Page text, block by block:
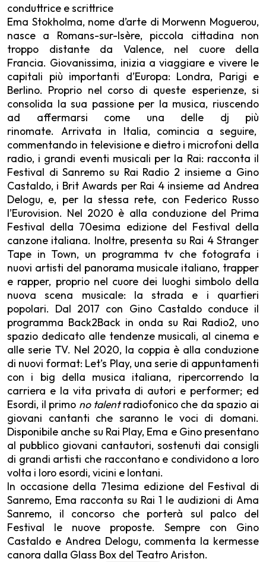
conduttrice e scrittrice
Ema Stokholma, nome d’arte di Morwenn Moguerou,
nasce a Romans-sur-Isère, piccola cittadina non
troppo distante da Valence, nel cuore della
Francia. Giovanissima, inizia a viaggiare e vivere le
capitali più importanti d’Europa: Londra, Parigi e
Berlino. Proprio nel corso di queste esperienze, si
consolida la sua passione per la musica, riuscendo
ad affermarsi come una delle dj più
rinomate. Arrivata in Italia, comincia a seguire,
commentando in televisione e dietro i microfoni della
radio, i grandi eventi musicali per la Rai: racconta il
Festival di Sanremo su Rai Radio 2 insieme a Gino
Castaldo, i Brit Awards per Rai 4 insieme ad Andrea
Delogu, e, per la stessa rete, con Federico Russo
l’Eurovision. Nel 2020 è alla conduzione del Prima
Festival della 70esima edizione del Festival della
canzone italiana. Inoltre, presenta su Rai 4 Stranger
Tape in Town, un programma tv che fotografa i
nuovi artisti del panorama musicale italiano, trapper
e rapper, proprio nel cuore dei luoghi simbolo della
nuova scena musicale: la strada e i quartieri
popolari. Dal 2017 con Gino Castaldo conduce il
programma Back2Back in onda su Rai Radio2, uno
spazio dedicato alle tendenze musicali, al cinema e
alle serie TV. Nel 2020, la coppia è alla conduzione
di nuovi format: Let’s Play, una serie di appuntamenti
con i big della musica italiana, ripercorrendo la
carriera e la vita privata di autori e performer; ed
Esordi, il primo no talentradiofonico che da spazio ai
giovani cantanti che saranno le voci di domani.
Disponibile anche su Rai Play, Ema e Gino presentano
al pubblico giovani cantautori, sostenuti dai consigli
di grandi artisti che raccontano e condividono a loro
volta i loro esordi, vicini e lontani.
In occasione della 71esima edizione del Festival di
Sanremo, Ema racconta su Rai 1 le audizioni di Ama
Sanremo, il concorso che porterà sul palco del
Festival le nuove proposte. Sempre con Gino
Castaldo e Andrea Delogu, commenta la kermesse
canora dalla Glass Box del Teatro Ariston.